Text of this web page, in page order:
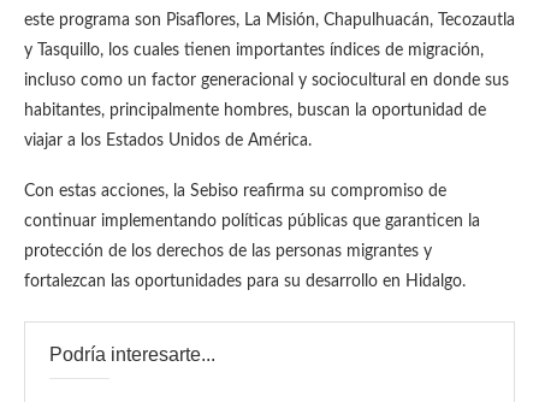
este programa son Pisaflores, La Misión, Chapulhuacán, Tecozautla
y Tasquillo, los cuales tienen importantes índices de migración,
incluso como un factor generacional y sociocultural en donde sus
habitantes, principalmente hombres, buscan la oportunidad de
viajar a los Estados Unidos de América.
Con estas acciones, la Sebiso reafirma su compromiso de
continuar implementando políticas públicas que garanticen la
protección de los derechos de las personas migrantes y
fortalezcan las oportunidades para su desarrollo en Hidalgo.
Podría interesarte...